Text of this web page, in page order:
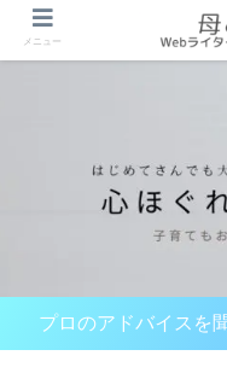
プロのアドバイスを
メニュー